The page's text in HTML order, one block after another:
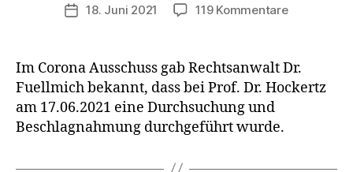
Veröffentlichungsdatum
18. Juni 2021 119 Kommentarezu
bei
Prof.
Im Corona Ausschuss gab Rechtsanwalt Dr.
Fuellmich bekannt, dass bei Prof. Dr. Hockertz
am 17.06.2021 eine Durchsuchung und
Beschlagnahmung durchgeführt wurde.